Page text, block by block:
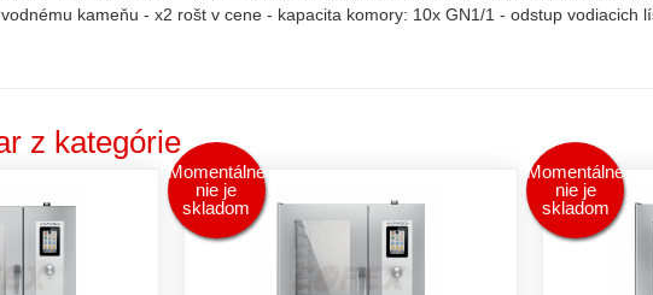
kameňu - x2 rošt v cene - kapacita komory: 10x GN1/1 - odstup
z kategórie
Momentálne
nie je
skladom
Momentálne
nie je
skladom